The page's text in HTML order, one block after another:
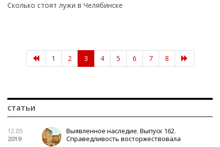
Сколько стоят лужи в Челябинске
1 2 3(current)
4 5 6 7 8
статьи
12.05
2019
Выявленное наследие. Выпуск 162.
Справедливость восторжествовала